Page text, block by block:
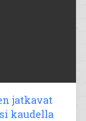
jatkavat
kaudella